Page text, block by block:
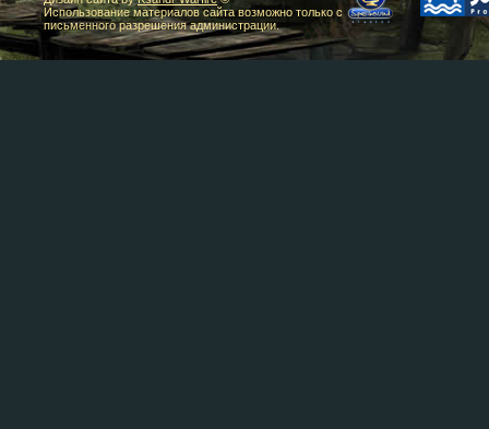
Использование материалов сайта возможно только с
письменного разрешения администрации.